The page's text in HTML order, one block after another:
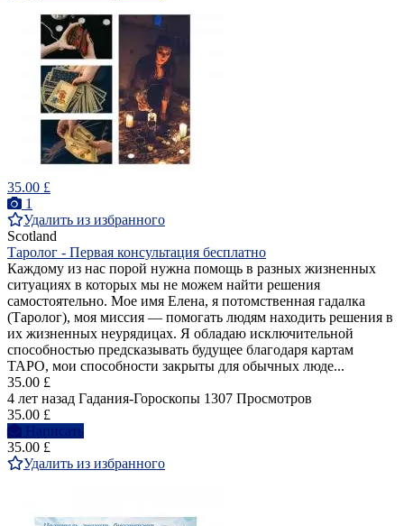
35.00 £
1
Удалить из избранного
Scotland
Таролог - Первая консультация бесплатно
Каждому из нас порой нужна помощь в разных жизненных
ситуациях в которых мы не можем найти решения
самостоятельно. Мое имя Елена, я потомственная гадалка
(Таролог), моя миссия — помогать людям находить решения в
их жизненных неурядицах. Я обладаю исключительной
способностью предсказывать будущее благодаря картам
ТАРО, мои способности закрыты для обычных люде...
35.00 £
4 лет назад Гадания-Гороскопы 1307 Просмотров
35.00 £
Написать
35.00 £
Удалить из избранного